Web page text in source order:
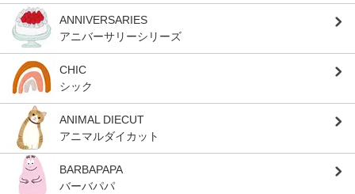
ANNIVERSARIES
アニバーサリーシリーズ
CHIC
シック
ANIMAL DIECUT
アニマルダイカット
BARBAPAPA
バーバパパ